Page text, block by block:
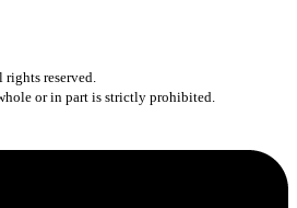
reserved.
or in part is strictly prohibited.